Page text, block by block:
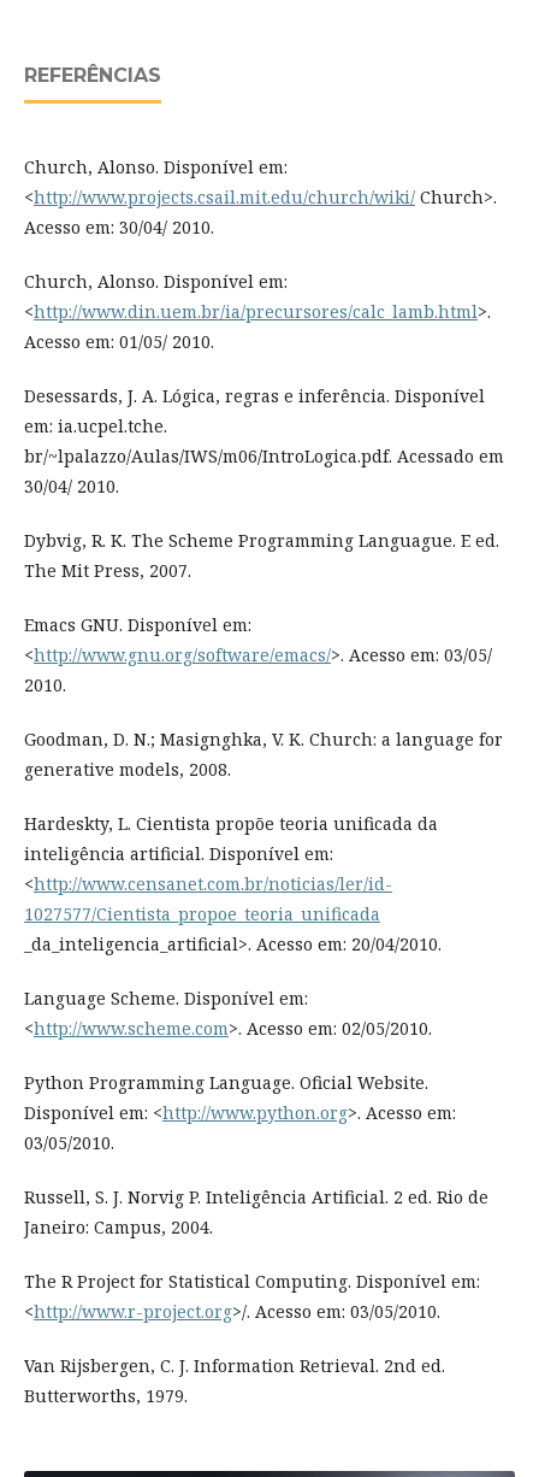
REFERÊNCIAS
Church, Alonso. Disponível em:
<http://www.projects.csail.mit.edu/church/wiki/ Church>.
Acesso em: 30/04/ 2010.
Church, Alonso. Disponível em:
<http://www.din.uem.br/ia/precursores/calc_lamb.html>.
Acesso em: 01/05/ 2010.
Desessards, J. A. Lógica, regras e inferência. Disponível
em: ia.ucpel.tche.
br/~lpalazzo/Aulas/IWS/m06/IntroLogica.pdf. Acessado em
30/04/ 2010.
Dybvig, R. K. The Scheme Programming Languague. E ed.
The Mit Press, 2007.
Emacs GNU. Disponível em:
<http://www.gnu.org/software/emacs/>. Acesso em: 03/05/
2010.
Goodman, D. N.; Masignghka, V. K. Church: a language for
generative models, 2008.
Hardeskty, L. Cientista propõe teoria unificada da
inteligência artificial. Disponível em:
<http://www.censanet.com.br/noticias/ler/id-
1027577/Cientista_propoe_teoria_unificada
_da_inteligencia_artificial>. Acesso em: 20/04/2010.
Language Scheme. Disponível em:
<http://www.scheme.com>. Acesso em: 02/05/2010.
Python Programming Language. Oficial Website.
Disponível em: <http://www.python.org>. Acesso em:
03/05/2010.
Russell, S. J. Norvig P. Inteligência Artificial. 2 ed. Rio de
Janeiro: Campus, 2004.
The R Project for Statistical Computing. Disponível em:
<http://www.r-project.org>/. Acesso em: 03/05/2010.
Van Rijsbergen, C. J. Information Retrieval. 2nd ed.
Butterworths, 1979.